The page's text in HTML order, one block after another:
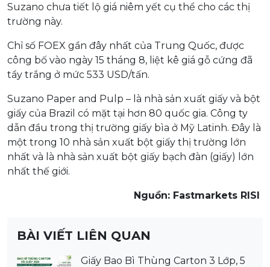
Suzano chưa tiết lộ giá niêm yết cụ thể cho các thị
trường này.
Chỉ số FOEX gần đây nhất của Trung Quốc, được
công bố vào ngày 15 tháng 8, liệt kê giá gỗ cứng đã
tẩy trắng ở mức 533 USD/tấn.
Suzano Paper and Pulp – là nhà sản xuất giấy và bột
giấy của Brazil có mặt tại hơn 80 quốc gia. Công ty
dẫn đầu trong thị trường giấy bìa ở Mỹ Latinh. Đây là
một trong 10 nhà sản xuất bột giấy thị trường lớn
nhất và là nhà sản xuất bột giấy bạch đàn (giấy) lớn
nhất thế giới.
Nguồn: Fastmarkets RISI
BÀI VIẾT LIÊN QUAN
Giấy Bao Bì Thùng Carton 3 Lớp, 5